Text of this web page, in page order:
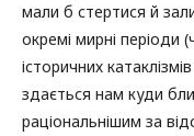
мали б стертися й
окремі мирні періоди
історичних
здається нам куди
раціональнішим за